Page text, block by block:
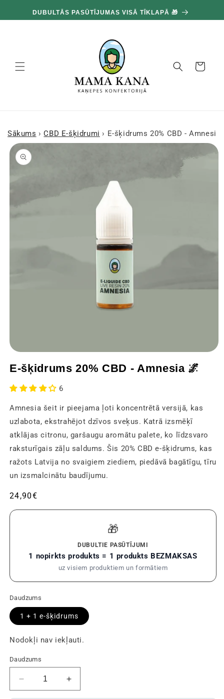
pāriet
pie
DUBULTĀS PASŪTĪJUMAS VISĀ TĪKLAPĀ 🎁
Grozs
Sākums › CBD E-šķidrumi › E-šķidrums 20% CBD - Amnesia
Pārejiet uz
produkta
informāciju
multivides
1
logā
E-šķidrums 20% CBD - Amnesia 🌌
6
Amnesia šeit ir pieejama ļoti koncentrētā versijā, kas
uzlabota, ekstrahējot dzīvos sveķus. Katrā izsmēķī
atklājas citronu, garšaugu aromātu palete, ko līdzsvaro
raksturīgais zāļu saldums. Šis 20% CBD e-šķidrums, kas
ražots Latvija no svaigiem ziediem, piedāvā bagātīgu, tīru
un izsmalcinātu baudījumu.
Parastā
cena
24,90€
🎁
DUBULTIE PASŪTĪJUMI
1 nopirkts produkts = 1 produkts BEZMAKSAS
uz visiem produktiem un formātiem
Daudzums
1 + 1 e-šķidrums
Nodokļi nav iekļauti.
Daudzums
Samazināt
20%
Palielināt
20%